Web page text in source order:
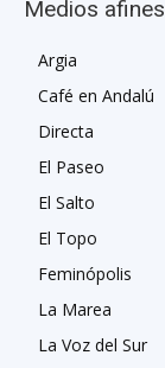
Medios afines
Argia
Café en Andalú
Directa
El Paseo
El Salto
El Topo
Feminópolis
La Marea
La Voz del Sur